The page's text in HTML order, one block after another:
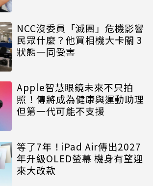
NCC沒委員「滅團」危機影響
民眾什麼？他買相機大卡關 3
狀態一同受害
Apple智慧眼鏡未來不只拍
照！傳將成為健康與運動助理
但第一代可能不支援
等了7年！iPad Air傳出2027
年升級OLED螢幕 機身有望迎
來大改款